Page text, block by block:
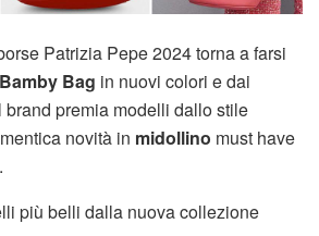
Patrizia Pepe 2024 torna a farsi
Bag in nuovi colori e dai
premia modelli dallo stile
novità in midollino must have
più belli dalla nuova collezione